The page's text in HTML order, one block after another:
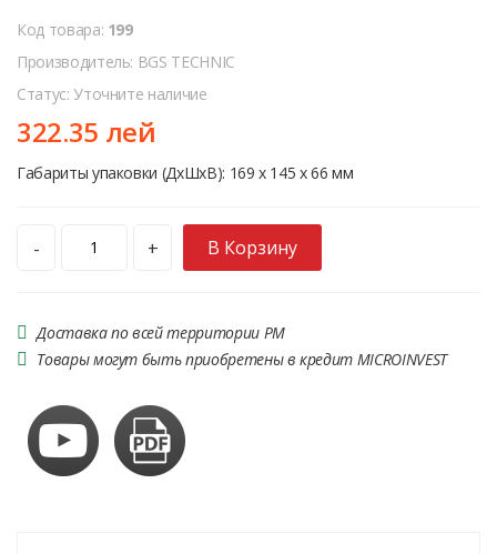
Код товара: 199
Производитель: BGS TECHNIC
Статус: Уточните наличие
322.35 лей
Габариты упаковки (ДхШхВ): 169 x 145 x 66 мм
- + В Корзину
Доставка по всей территории РМ
Товары могут быть приобретены в кредит MICROINVEST